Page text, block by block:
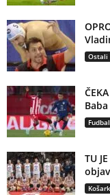
Ostali
Fudbal
TU